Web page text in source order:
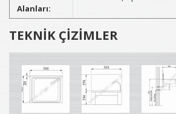
Alanları:
TEKNİK ÇİZİMLER